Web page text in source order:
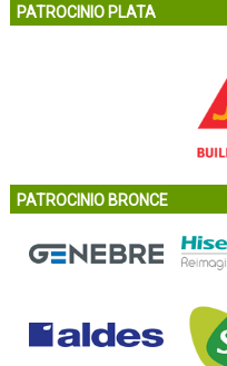
PATROCINIO PLATA
PATROCINIO BRONCE